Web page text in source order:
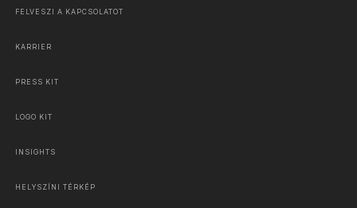
FELVESZI A KAPCSOLATOT
KARRIER
PRESS KIT
LOGO KIT
INSIGHTS
HELYSZÍNI TÉRKÉP